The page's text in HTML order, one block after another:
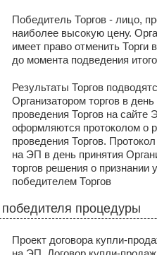
Победитель Торгов - лицо,
наиболее высокую цену.
имеет право отменить Торги
до момента подведения
Результаты Торгов
Организатором торгов в
проведения Торгов на сайте
оформляются протоколом о
проведения Торгов.
на ЭП в день принятия
торгов решения о признании
победителем Торгов
процедуры
Проект договора купли-